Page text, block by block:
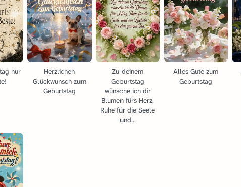
nur
Herzlichen
Glückwunsch zum
Geburtstag
Zu deinem
Geburtstag
wünsche ich dir
Blumen fürs Herz,
Ruhe für die Seele
und...
Alles Gute zum
Geburtstag